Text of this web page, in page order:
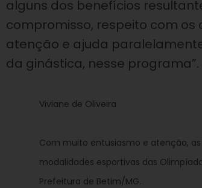
alguns dos benefícios
compromisso, respeito com
atenção e ajuda
da ginástica, nesse programa”.
Viviane de Oliveira
Com muito entusiasmo e atenção,
modalidades esportivas das
Prefeitura de Betim/MG.